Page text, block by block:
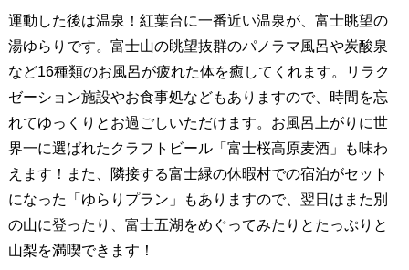
運動した後は温泉！紅葉台に一番近い温泉が、富士眺望の
湯ゆらりです。富士山の眺望抜群のパノラマ風呂や炭酸泉
など16種類のお風呂が疲れた体を癒してくれます。リラク
ゼーション施設やお食事処などもありますので、時間を忘
れてゆっくりとお過ごしいただけます。お風呂上がりに世
界一に選ばれたクラフトビール「富士桜高原麦酒」も味わ
えます！また、隣接する富士緑の休暇村での宿泊がセット
になった「ゆらりプラン」もありますので、翌日はまた別
の山に登ったり、富士五湖をめぐってみたりとたっぷりと
山梨を満喫できます！